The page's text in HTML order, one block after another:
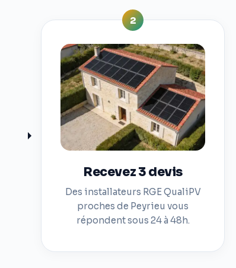
2
Recevez 3 devis
Des installateurs RGE QualiPV
proches de Peyrieu vous
répondent sous 24 à 48h.